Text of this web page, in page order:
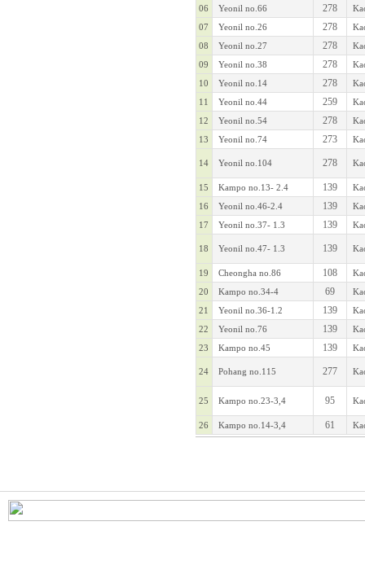
06
Yeonil no.66 278
07
Yeonil no.26 278
08
Yeonil no.27 278
09
Yeonil no.38 278
10
Yeonil no.14 278
11
Yeonil no.44 259
12
Yeonil no.54 278
13
Yeonil no.74 273
14 Yeonil no.104 278
15 Kampo no.13- 2.4 139
16
Yeonil no.46-2.4 139
17
Yeonil no.37- 1.3 139
18 Yeonil no.47- 1.3 139
19 Cheongha no.86 108
20
Kampo no.34-4 69
21
Yeonil no.36-1.2 139
22
Yeonil no.76 139
23
Kampo no.45 139
24 Pohang no.115 277
25 Kampo no.23-3,4 95
26 Kampo no.14-3,4 61